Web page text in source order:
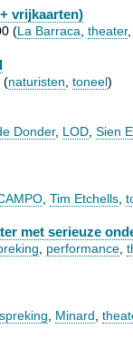
vrijkaarten)
(La Barraca, theater
(naturisten toneel)
Donder, LOD, Sien
Tim Etchells
met serieuze
performance
Minard